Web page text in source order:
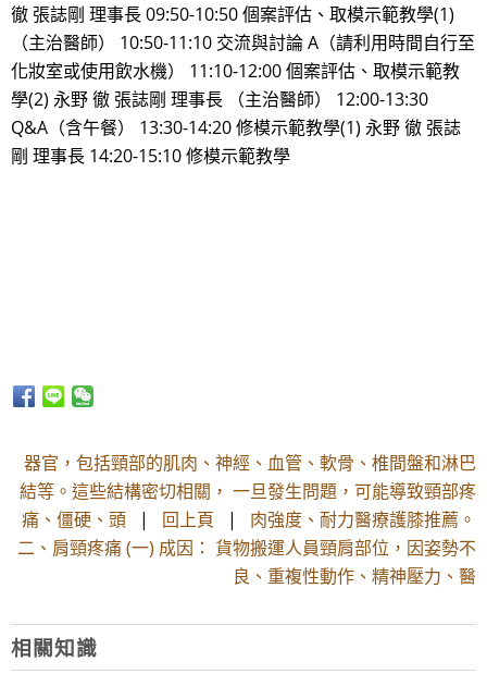
徹 張誌剛 理事長 09:50-10:50 個案評估、取模示範教學(1)
（主治醫師） 10:50-11:10 交流與討論 A（請利用時間自行至
化妝室或使用飲水機） 11:10-12:00 個案評估、取模示範教
學(2) 永野 徹 張誌剛 理事長 （主治醫師） 12:00-13:30
Q&A（含午餐） 13:30-14:20 修模示範教學(1) 永野 徹 張誌
剛 理事長 14:20-15:10 修模示範教學
器官，包括頸部的肌肉、神經、血管、軟骨、椎間盤和淋巴
結等。這些結構密切相關， 一旦發生問題，可能導致頸部疼
痛、僵硬、頭 | 回上頁 | 肉強度、耐力醫療護膝推薦。
二、肩頸疼痛 (一) 成因： 貨物搬運人員頸肩部位，因姿勢不
良、重複性動作、精神壓力、醫
相關知識